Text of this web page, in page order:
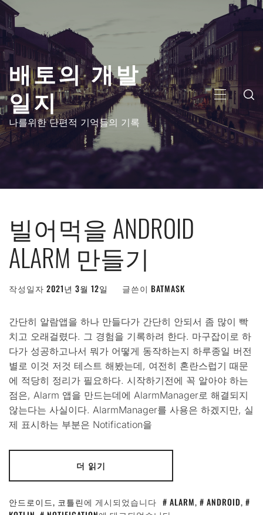
콘
츠
로
건
뛰
기
배토의 개발
일지
나를위한 단편적 기억들의 기록
주
메
뉴
빌어먹을 ANDROID
ALARM 만들기
작성일자 2021년 3월 12일 글쓴이 BATMASK
간단히 알람앱을 하나 만들다가 간단히 안되서 좀 많이 빡
치고 오래걸렸다. 그 경험을 기록하려 한다. 마구잡이로 하
다가 성공하고나서 뭐가 어떻게 동작하는지 하루종일 버전
별로 이것 저것 테스트 해봤는데, 여전히 혼란스럽기 때문
에 적당히 정리가 필요하다. 시작하기전에 꼭 알아야 하는
점은, Alarm 앱을 만드는데에 AlarmManager로 해결되지
않는다는 사실이다. AlarmManager를 사용은 하겠지만, 실
제 표시하는 부분은 Notification을
더 읽기
안드로이드, 코틀린에 게시되었습니다 ALARM, ANDROID,